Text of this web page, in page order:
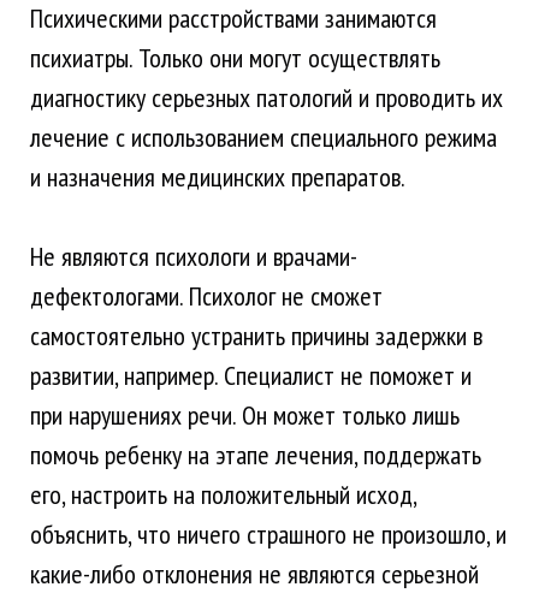
Психическими расстройствами занимаются
психиатры. Только они могут осуществлять
диагностику серьезных патологий и проводить их
лечение с использованием специального режима
и назначения медицинских препаратов.
Не являются психологи и врачами-
дефектологами. Психолог не сможет
самостоятельно устранить причины задержки в
развитии, например. Специалист не поможет и
при нарушениях речи. Он может только лишь
помочь ребенку на этапе лечения, поддержать
его, настроить на положительный исход,
объяснить, что ничего страшного не произошло, и
какие-либо отклонения не являются серьезной